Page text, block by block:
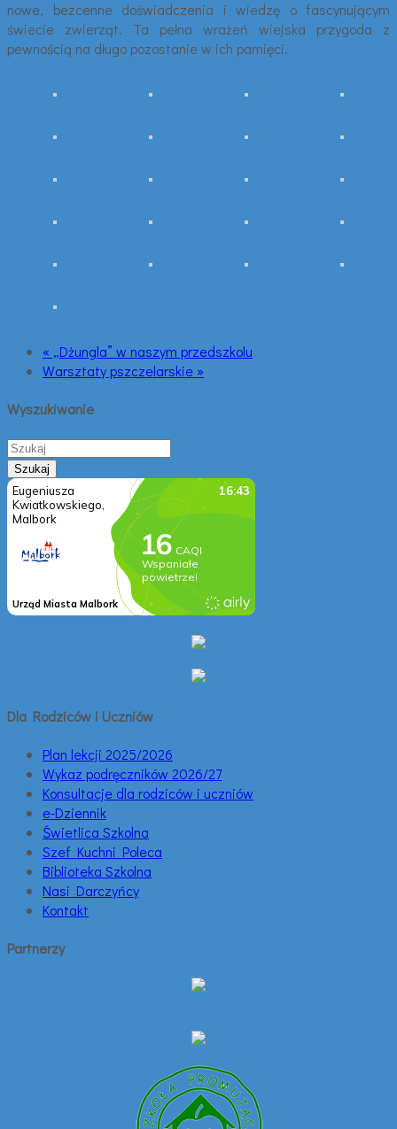
nowe, bezcenne doświadczenia i wiedzę o fascynującym
świecie zwierząt. Ta pełna wrażeń wiejska przygoda z
pewnością na długo pozostanie w ich pamięci.
« „Dżungla” w naszym przedszkolu
Warsztaty pszczelarskie »
Wyszukiwanie
Dla Rodziców i Uczniów
Plan lekcji 2025/2026
Wykaz podręczników 2026/27
Konsultacje dla rodziców i uczniów
e-Dziennik
Świetlica Szkolna
Szef Kuchni Poleca
Biblioteka Szkolna
Nasi Darczyńcy
Kontakt
Partnerzy